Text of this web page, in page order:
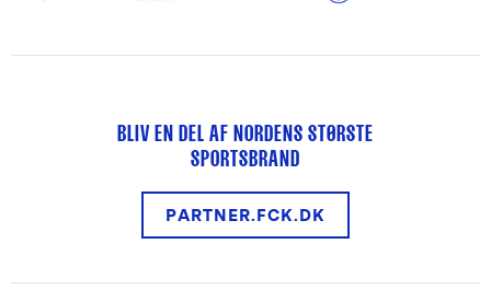
BLIV EN DEL AF NORDENS STØRSTE
SPORTSBRAND
PARTNER.FCK.DK